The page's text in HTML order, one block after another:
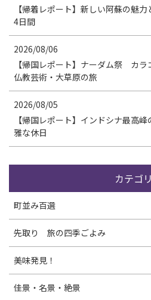
【帰着レポート】新しい阿蘇の魅
4日間
2026/08/06
【帰国レポート】ナーダム祭 カ
仏教芸術・大草原の旅
2026/08/05
【帰国レポート】インドシナ最高
雅な休日
カテゴリ
町並み百選
先取り 旅の四季ごよみ
美味発見！
佳景・名景・絶景